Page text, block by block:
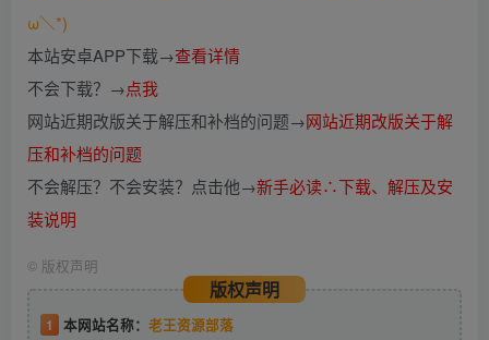
ω＼*)
本站安卓APP下载→查看详情
不会下载？→点我
网站近期改版关于解压和补档的问题→网站近期改版关于解
压和补档的问题
不会解压？不会安装？点击他→新手必读∴下载、解压及安
装说明
© 版权声明
版权声明
1 本网站名称： 老王资源部落